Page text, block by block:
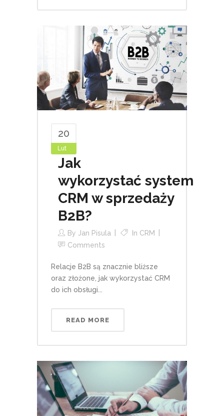
20
Lut
Jak
wykorzystać system
CRM w sprzedaży
B2B?
By Jan Pisula In CRM
Comments
Relacje B2B są znacznie bliższe
oraz złożone, jak wykorzystać CRM
do ich obsługi...
READ MORE